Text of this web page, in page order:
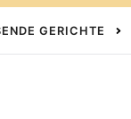
GERICHTE